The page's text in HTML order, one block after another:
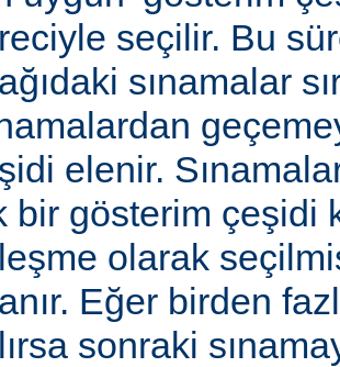
seçilir. Bu
sınamalar
elenir.
bir gösterim çeşidi
olarak
Eğer birden
sonraki